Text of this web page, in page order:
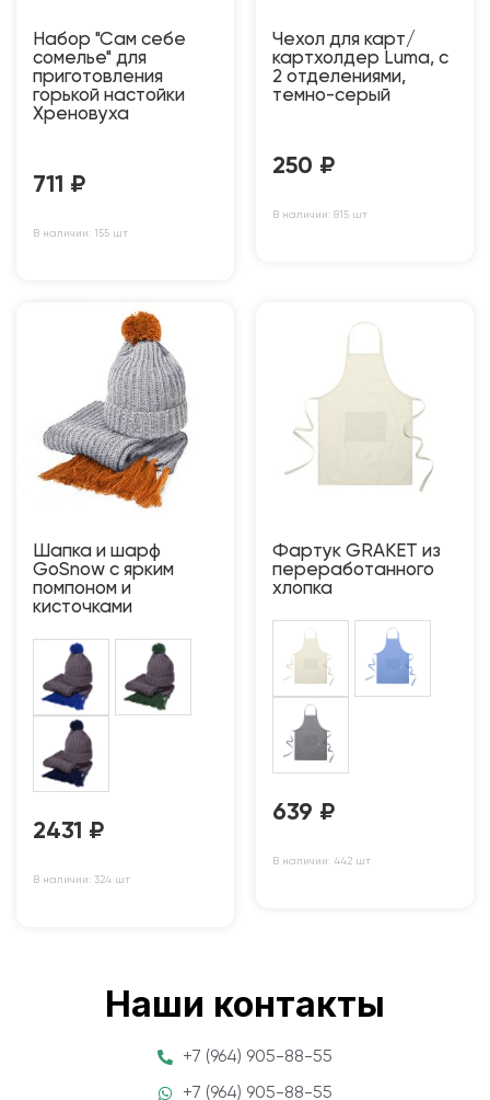
Набор "Сам себе
сомелье" для
приготовления
горькой настойки
Хреновуха
711 ₽
В наличии: 155 шт
Чехол для карт/
картхолдер Luma, с
2 отделениями,
темно-серый
250 ₽
В наличии: 815 шт
Шапка и шарф
GoSnow с ярким
пoмпоном и
кисточками
2431 ₽
В наличии: 324 шт
Фартук GRAKET из
переработанного
хлопка
639 ₽
В наличии: 442 шт
Наши контакты
+7 (964) 905-88-55
+7 (964) 905-88-55